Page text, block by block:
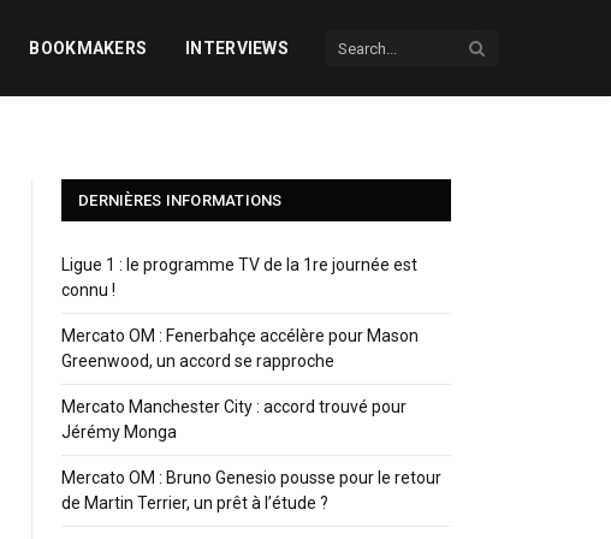
BOOKMAKERS INTERVIEWS
DERNIÈRES INFORMATIONS
Ligue 1 : le programme TV de la 1re journée est
connu !
Mercato OM : Fenerbahçe accélère pour Mason
Greenwood, un accord se rapproche
Mercato Manchester City : accord trouvé pour
Jérémy Monga
Mercato OM : Bruno Genesio pousse pour le retour
de Martin Terrier, un prêt à l’étude ?